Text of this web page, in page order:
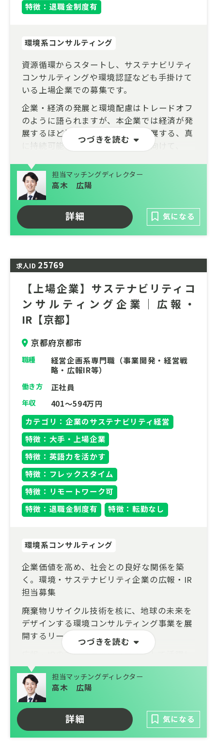
特徴：退職金制度有
つづきを読む
環境系コンサルティング
資源循環からスタートし、サステナビリティ
コンサルティングや環境認証なども手掛けて
いる上場企業での募集です。
企業・経済の発展と環境配慮はトレードオフ
のように語られますが、本企業では経済が発
展するほど地域・環境・社会も発展する、真
に持続可能な地域モデルの実現に向けて、
募集企業が掲げる2030年のビジョン達成に向
けて、新たなマーケティング戦略の立案およ
び戦略に基づく営業・販売プログラムの実践
を強化しています。ときに営業活動の枠を超
え、企業や自治体との協業/連携を企画・主
担当マッチングディレクター
高木 広陽
詳細 気になる
求人ID 25769
【上場企業】サステナビリティコ
ンサルティング企業｜広報・
IR【京都】
京都府京都市
職種
経営企画系専門職（事業開発・経営戦
略・広報IR等）
働き方 正社員
年収
401～594万円
カテゴリ：企業のサステナビリティ経営
特徴：大手・上場企業
特徴：英語力を活かす
特徴：フレックスタイム
特徴：リモートワーク可
特徴：退職金制度有
特徴：転勤なし
つづきを読む
環境系コンサルティング
企業価値を高め、社会との良好な関係を築
く。環境・サステナビリティ企業の広報・IR
担当募集
廃棄物リサイクル技術を核に、地球の未来を
デザインする環境コンサルティング事業を展
開するリーディングカンパニーで、
広報・IRのプロフェッショナルとして活躍し
ませんか？
設立以来、独自の特許技術を活かした廃棄物
リサイクル事業で、資源循環型社会の実現に
貢献してきた企業です。近年では、その知見
と技術を活かし、ITを活用した環境部門支援
やアウトソーシングなど、環境コンサルティ
担当マッチングディレクター
高木 広陽
詳細 気になる